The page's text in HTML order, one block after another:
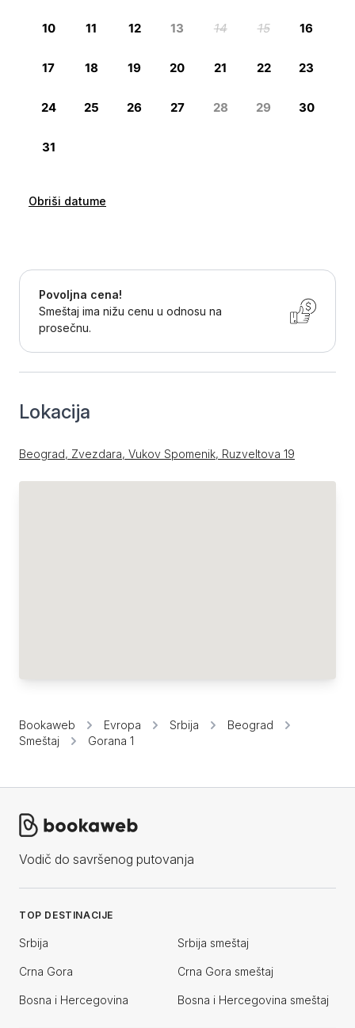
Obriši datume
Povoljna cena!
Smeštaj ima nižu cenu u odnosu na
prosečnu.
Lokacija
Beograd, Zvezdara, Vukov Spomenik, Ruzveltova 19
Bookaweb Evropa Srbija
Beograd
Smeštaj
Gorana 1
Vodič do savršenog putovanja
TOP DESTINACIJE
Srbija Srbija smeštaj
Crna Gora Crna Gora smeštaj
Bosna i Hercegovina Bosna i Hercegovina smeštaj